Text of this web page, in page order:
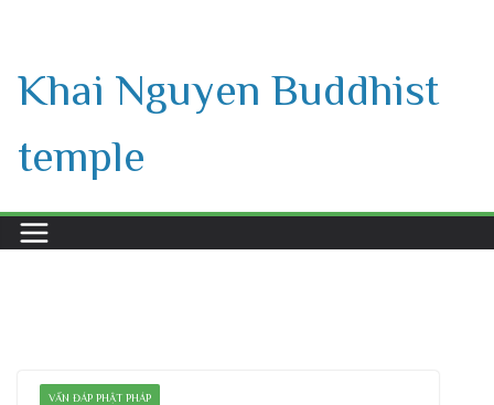
content
Khai Nguyen Buddhist
temple
VẤN ĐÁP PHẬT PHÁP